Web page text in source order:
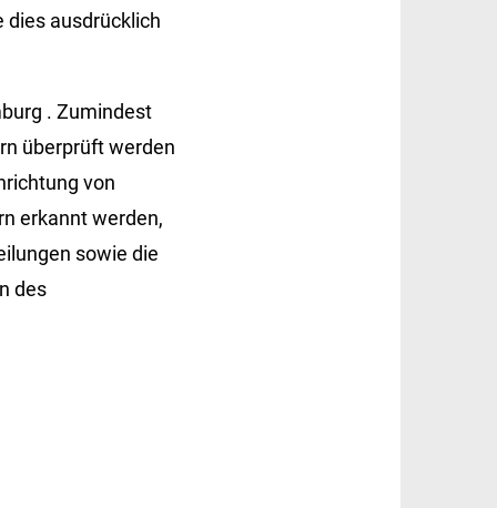
ausdrücklich
. Zumindest
überprüft werden
von
erkannt werden,
sowie die
des